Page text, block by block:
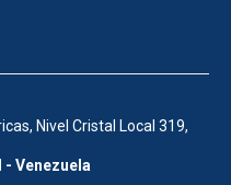
Nivel Cristal Local 319,
Venezuela